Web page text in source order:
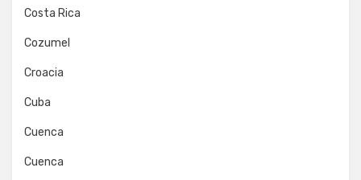
Costa Rica
Cozumel
Croacia
Cuba
Cuenca
Cuenca